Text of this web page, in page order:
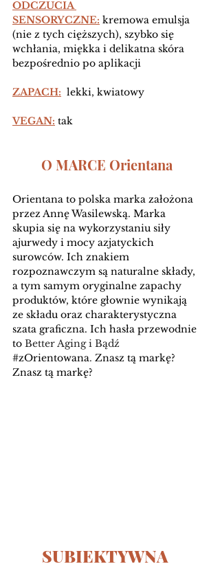
ODCZUCIA
SENSORYCZNE: kremowa emulsja
(nie z tych cięższych), szybko się
wchłania, miękka i delikatna skóra
bezpośrednio po aplikacji
ZAPACH: lekki, kwiatowy
VEGAN: tak
O MARCE Orientana
Orientana to polska marka założona
przez Annę Wasilewską. Marka
skupia się na wykorzystaniu siły
ajurwedy i mocy azjatyckich
surowców. Ich znakiem
rozpoznawczym są naturalne składy,
a tym samym oryginalne zapachy
produktów, które głownie wynikają
ze składu oraz charakterystyczna
szata graficzna. Ich hasła przewodnie
to Better Aging i Bądź
#zOrientowana. Znasz tą markę?
Znasz tą markę?
SUBIEKTYWNA